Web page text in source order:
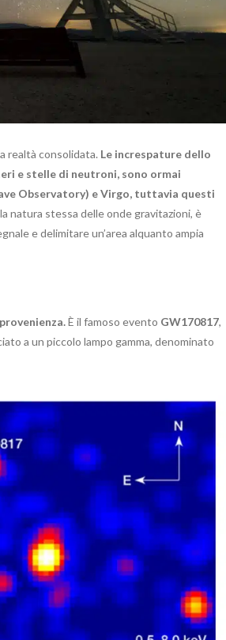
realtà consolidata. Le increspature dello
e stelle di neutroni, sono ormai
Observatory) e Virgo, tuttavia questi
natura stessa delle onde gravitazioni, è
e delimitare un’area alquanto ampia
È il famoso evento GW170817,
a un piccolo lampo gamma, denominato